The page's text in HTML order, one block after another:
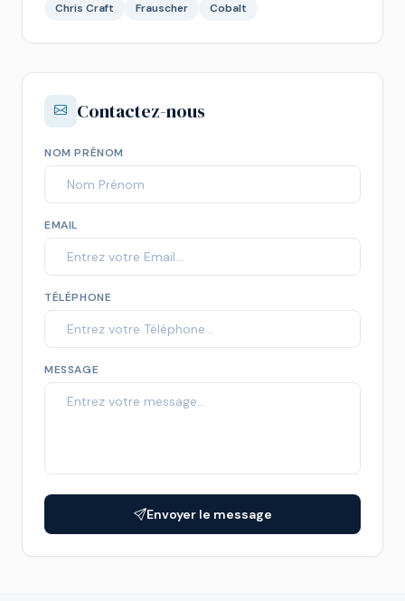
Chris Craft Frauscher Cobalt
Contactez-nous
NOM PRÉNOM
EMAIL
TÉLÉPHONE
MESSAGE
Envoyer le message